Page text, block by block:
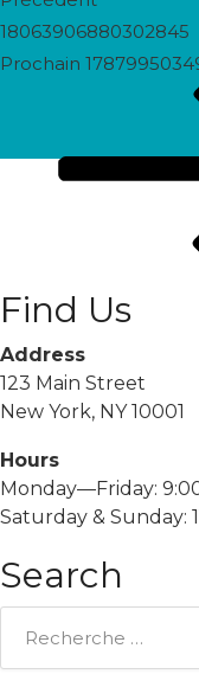
18063906880302845
Prochain
Prochain
Find Us
Address
123 Main Street
New York, NY 10001
Hours
Monday—Friday:
Saturday & Sunday:
Search